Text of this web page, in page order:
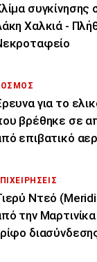
συγκίνησης
Χαλκιά -
για το
βρέθηκε σε
επιβατικό
Ντεό
την